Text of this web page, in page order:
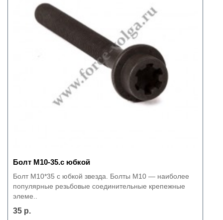
Болт М10-35.с юбкой
Болт М10*35 с юбкой звезда. Болты M10 — наиболее
популярные резьбовые соединительные крепежные
элеме..
35 р.